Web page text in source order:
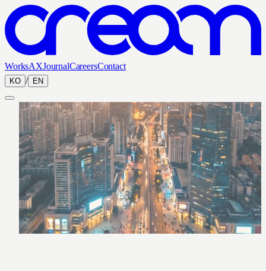
WorksAXJournalCareersContact
KO / EN